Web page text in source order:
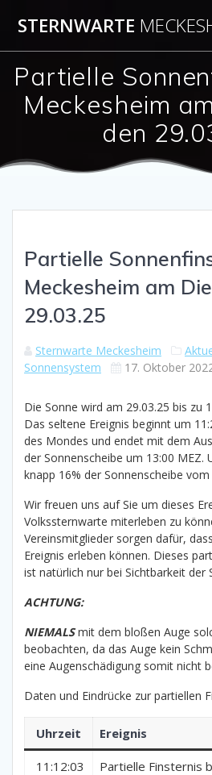
InhaltSTERNWARTE
Partielle
Meckesheim
den
Partielle
Meckesheim am
29.03.25
Sternwarte Meckesheim
Sonnensystem
17. Oktober
Die Sonne wird am 29.03.25 bis zu
Das seltene Ereignis beginnt um
des Mondes und endet mit dem
der Sonnenscheibe um 13:00 MEZ.
knapp 16% der Sonnenscheibe
Wir freuen uns auf Sie um dieses
Volkssternwarte miterleben zu
Vereinsmitglieder sorgen dafür,
Ereignis erleben können. Dieses
ist natürlich nur bei Sichtbarkeit der
ACHTUNG:
NIEMALSmit dem bloßen Auge
beobachten, da das Auge kein
eine Augenschädigung somit nicht
Daten und Eindrücke zur partiellen
Uhrzeit Ereignis
11:12:03
Partielle Finsternis